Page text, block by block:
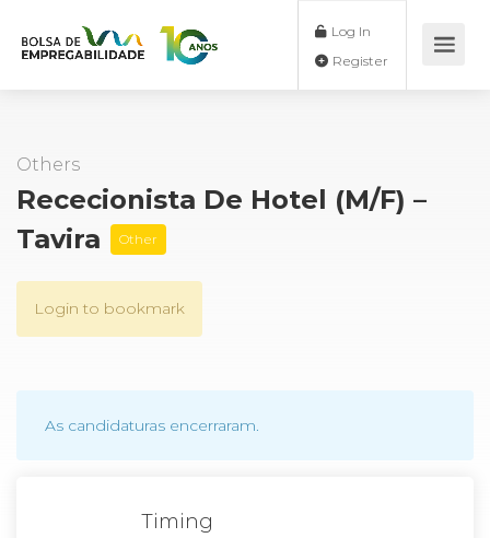
Log In
Others
Rececionista De Hotel (M/F) –
Tavira
Other
Login to bookmark
As candidaturas encerraram.
Timing